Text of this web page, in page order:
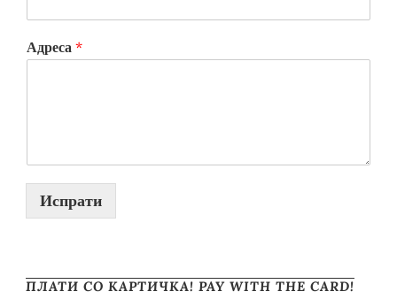
Адреса *
Испрати
ПЛАТИ СО КАРТИЧКА! PAY WITH THE CARD!